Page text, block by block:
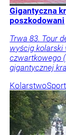
Gigantyczna
poszkodowani
Trwa 83. Tour
wyścig kolarski
czwartkowego
gigantycznej
KolarstwoSport